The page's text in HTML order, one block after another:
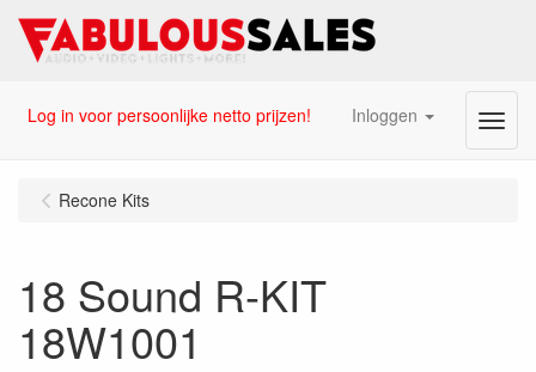
Log in voor persoonlijke netto prijzen! Inloggen Menu
Recone Kits
18 Sound R-KIT
18W1001